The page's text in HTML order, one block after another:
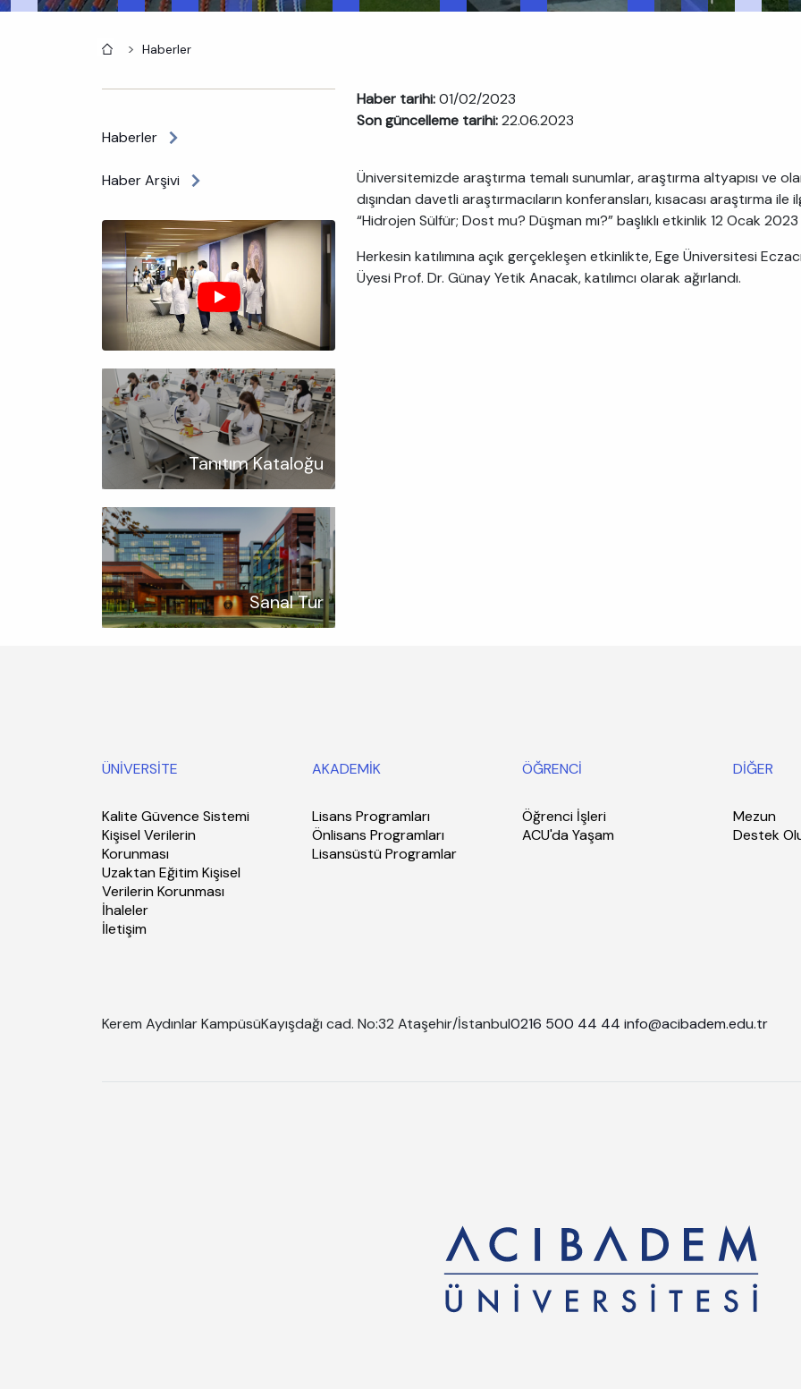
AnasayfaHaberler
Haberler
Haber Arşivi
Tanıtım Kataloğu
Sanal Tur
Haber tarihi:01/02/2023
Son güncelleme tarihi:22.06.2023
Üniversitemizde araştırma temalı sunumlar, araştırma altyapısı ve
dışından davetli araştırmacıların konferansları, kısacası araştırma
“Hidrojen Sülfür; Dost mu? Düşman mı?” başlıklı etkinlik 12 Ocak
Herkesin katılımına açık gerçekleşen etkinlikte, Ege Üniversitesi
Üyesi Prof. Dr. Günay Yetik Anacak, katılımcı olarak ağırlandı.
ÜNİVERSİTE
Kalite Güvence Sistemi
Kişisel Verilerin
Korunması
Uzaktan Eğitim Kişisel
Verilerin Korunması
İhaleler
İletişim
AKADEMİK
Lisans Programları
Önlisans Programları
Lisansüstü Programlar
ÖĞRENCİ
Öğrenci İşleri
ACU'da Yaşam
DİĞER
Mezun
Destek
Kerem Aydınlar KampüsüKayışdağı cad. No:32 Ataşehir/İstanbul0216 500 44 44 info@acibadem.edu.tr